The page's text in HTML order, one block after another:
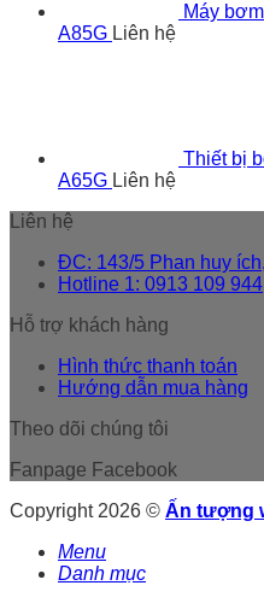
Máy
A85G Liên hệ
Thiết bị
A65G Liên hệ
Liên hệ
ĐC: 143/5 Phan huy
Hotline 1: 0913 109 944
Hỗ trợ khách hàng
Hình thức thanh toán
Hướng dẫn mua hàng
Theo dõi chúng tôi
Fanpage Facebook
Copyright 2026 © Ấn tượng
Menu
Danh mục